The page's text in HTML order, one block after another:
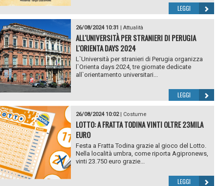
LEGGI
26/08/2024 10:31 | Attualità
ALL'UNIVERSITÀ PER STRANIERI DI PERUGIA
L'ORIENTA DAYS 2024
L`Università per stranieri di Perugia organizza
l`Orienta days 2024, tre giornate dedicate
all`orientamento universitari...
LEGGI
26/08/2024 10:02| Costume
LOTTO: A FRATTA TODINA VINTI OLTRE 23MILA
EURO
Festa a Fratta Todina grazie al gioco del Lotto.
Nella località umbra, come riporta Agipronews,
vinti 23.750 euro grazie...
LEGGI